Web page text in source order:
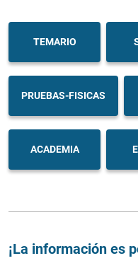
TEMARIO
PRUEBAS-FISICAS
ACADEMIA
¡La información es